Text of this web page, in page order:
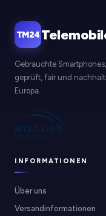
TM24
Gebrauchte
geprüft, fair und
Europa.
INFORMATIONEN
Über uns
Versandinformationen